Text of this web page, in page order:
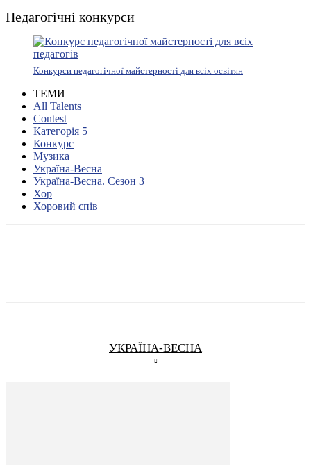
Педагогічні конкурси
Конкурси педагогічної майстерності для всіх освітян
ТЕМИ
All Talents
Contest
Категорія 5
Конкурс
Музика
Україна-Весна
Україна-Весна. Сезон 3
Хор
Хоровий спів
УКРАЇНА-ВЕСНА